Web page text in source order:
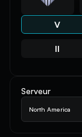
V
II
Serveur
North America